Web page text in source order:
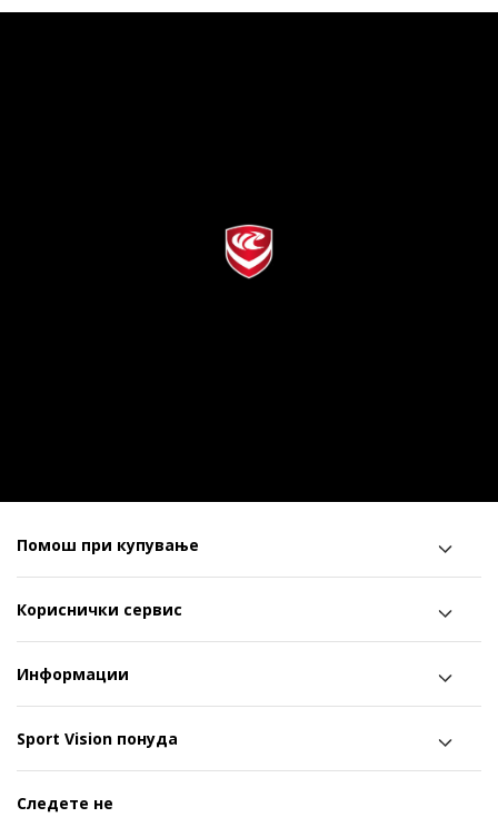
Помош при купување
Кориснички сервис
Информации
Sport Vision понуда
Следете не